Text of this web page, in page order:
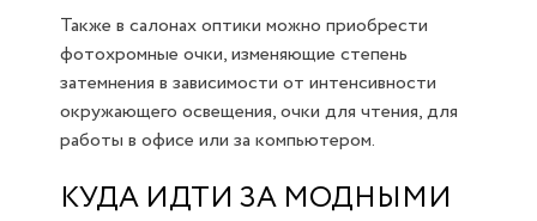
Также в салонах оптики можно приобрести
фотохромные очки, изменяющие степень
затемнения в зависимости от интенсивности
окружающего освещения, очки для чтения, для
работы в офисе или за компьютером.
КУДА ИДТИ ЗА МОДНЫМИ